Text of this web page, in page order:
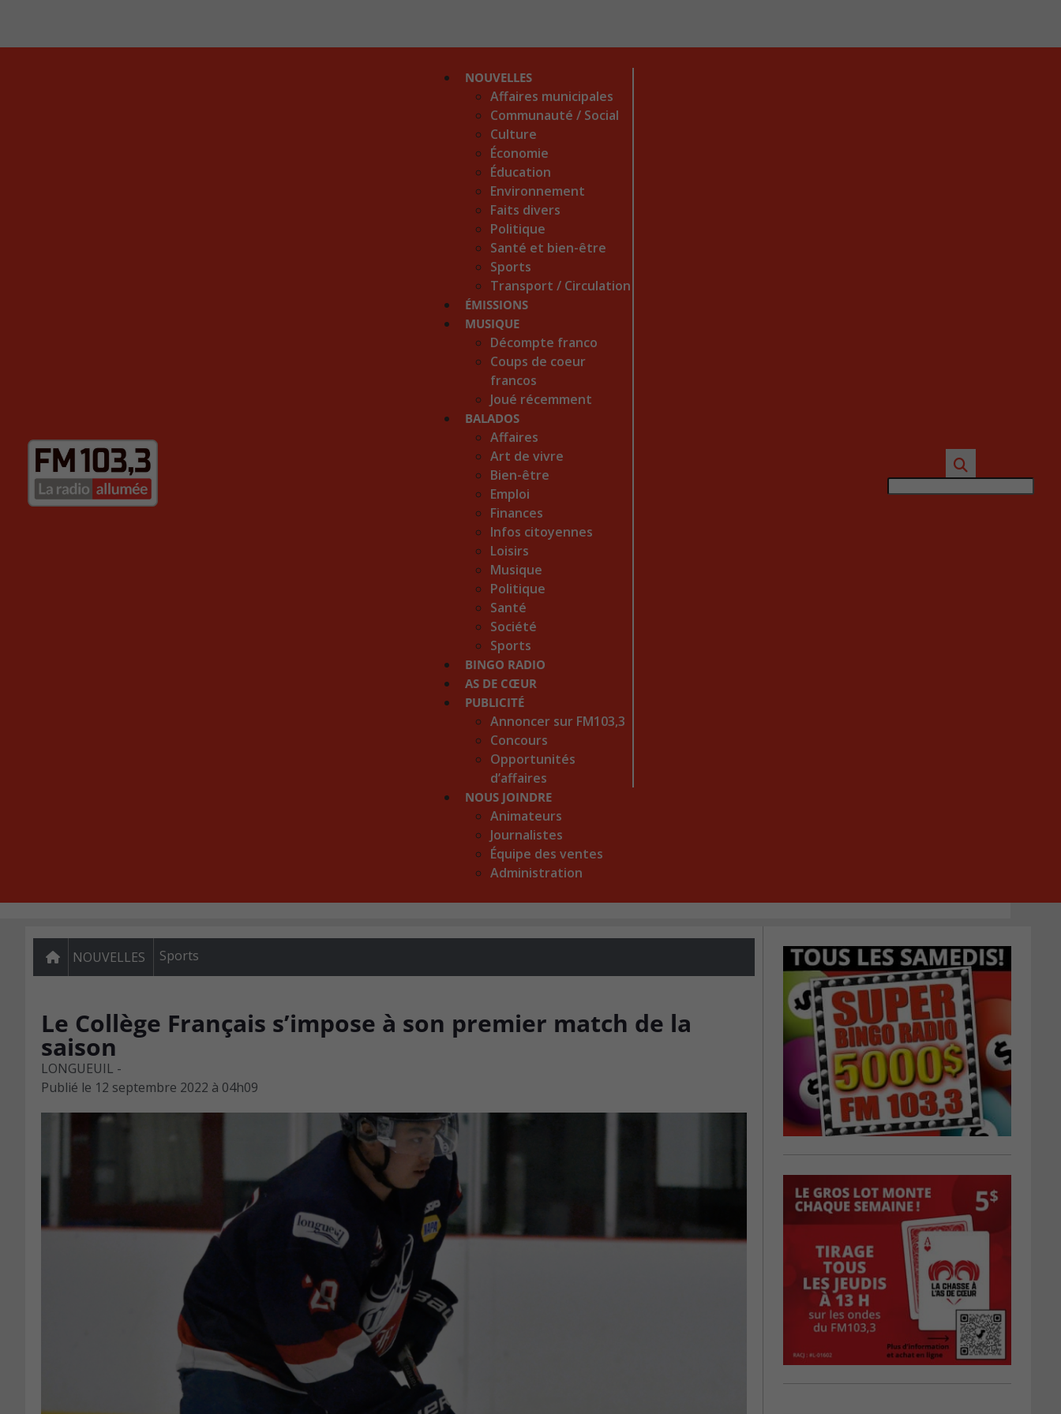
NOUVELLES
Affaires municipales
Communauté / Social
Culture
Économie
Éducation
Environnement
Faits divers
Politique
Santé et bien-être
Sports
Transport / Circulation
ÉMISSIONS
MUSIQUE
Décompte franco
Coups de coeur
francos
Joué récemment
BALADOS
Affaires
Art de vivre
Bien-être
Emploi
Finances
Infos citoyennes
Loisirs
Musique
Politique
Santé
Société
Sports
BINGO RADIO
AS DE CŒUR
PUBLICITÉ
Annoncer sur FM103,3
Concours
Opportunités
d’affaires
NOUS JOINDRE
Animateurs
Journalistes
Équipe des ventes
Administration
NOUVELLES Sports
Le Collège Français s’impose à son premier match de la
saison
LONGUEUIL -
Publié le 12 septembre 2022 à 04h09